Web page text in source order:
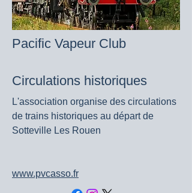
Pacific Vapeur Club
Circulations historiques
L'association organise des circulations
de trains historiques au départ de
Sotteville Les Rouen
www.pvcasso.fr